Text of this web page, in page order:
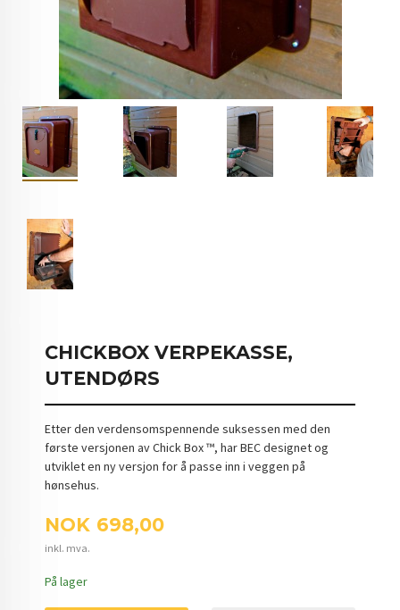
CHICKBOX VERPEKASSE,
UTENDØRS
Etter den verdensomspennende suksessen med den
første versjonen av Chick Box ™, har BEC designet og
utviklet en ny versjon for å passe inn i veggen på
hønsehus.
Pris
NOK 698,00
inkl. mva.
På lager